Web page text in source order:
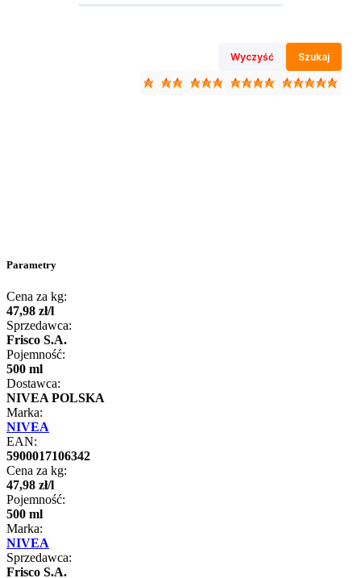
Wyczyść Szukaj
Parametry
Cena za kg:
47,98 zł/l
Sprzedawca:
Frisco S.A.
Pojemność:
500 ml
Dostawca:
NIVEA POLSKA
Marka:
NIVEA
EAN:
5900017106342
Cena za kg:
47,98 zł/l
Pojemność:
500 ml
Marka:
NIVEA
Sprzedawca:
Frisco S.A.